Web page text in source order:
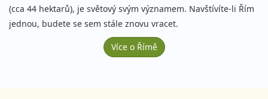
(cca 44 hektarů), je světový svým významem. Navštívíte-li Řím
jednou, budete se sem stále znovu vracet.
Více o Římě